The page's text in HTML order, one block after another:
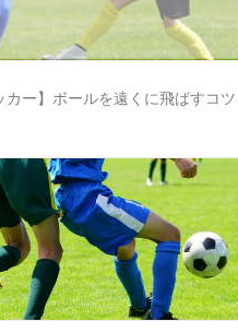
カー】ボールを遠くに飛ばすコツ